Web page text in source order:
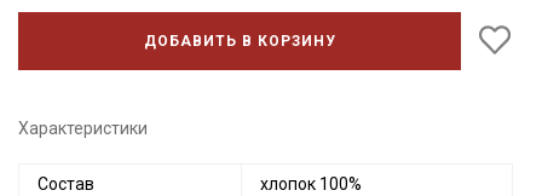
ДОБАВИТЬ В КОРЗИНУ
Характеристики
Состав хлопок 100%